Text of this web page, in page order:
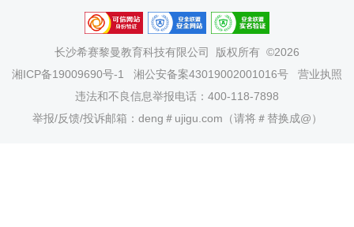
长沙希赛黎曼教育科技有限公司
版权所有 ©2026
湘ICP备19009690号-1
湘公安备案43019002001016号
营业执照
违法和不良信息举报电话：400-118-7898
举报/反馈/投诉邮箱：deng＃ujigu.com（请将＃替换成@）